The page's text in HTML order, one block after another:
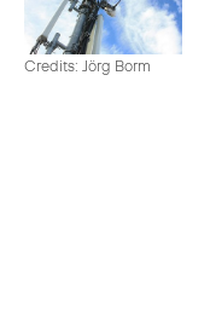
Credits: Jörg Borm